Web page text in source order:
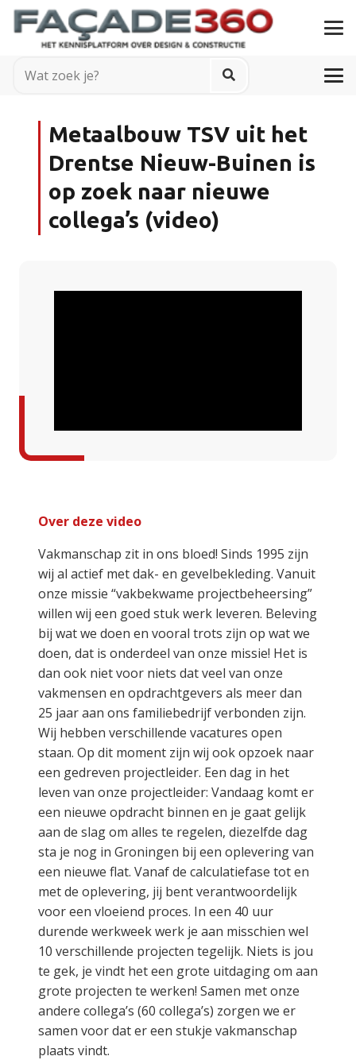
Metaalbouw TSV uit het
Drentse Nieuw-Buinen is
op zoek naar nieuwe
collega’s (video)
Over deze video
Vakmanschap zit in ons bloed! Sinds 1995 zijn
wij al actief met dak- en gevelbekleding. Vanuit
onze missie “vakbekwame projectbeheersing”
willen wij een goed stuk werk leveren. Beleving
bij wat we doen en vooral trots zijn op wat we
doen, dat is onderdeel van onze missie! Het is
dan ook niet voor niets dat veel van onze
vakmensen en opdrachtgevers als meer dan
25 jaar aan ons familiebedrijf verbonden zijn.
Wij hebben verschillende vacatures open
staan. Op dit moment zijn wij ook opzoek naar
een gedreven projectleider. Een dag in het
leven van onze projectleider: Vandaag komt er
een nieuwe opdracht binnen en je gaat gelijk
aan de slag om alles te regelen, diezelfde dag
sta je nog in Groningen bij een oplevering van
een nieuwe flat. Vanaf de calculatiefase tot en
met de oplevering, jij bent verantwoordelijk
voor een vloeiend proces. In een 40 uur
durende werkweek werk je aan misschien wel
10 verschillende projecten tegelijk. Niets is jou
te gek, je vindt het een grote uitdaging om aan
grote projecten te werken! Samen met onze
andere collega’s (60 collega’s) zorgen we er
samen voor dat er een stukje vakmanschap
plaats vindt.